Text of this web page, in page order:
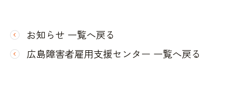
お知らせ 一覧へ戻る
広島障害者雇用支援センター 一覧へ戻る